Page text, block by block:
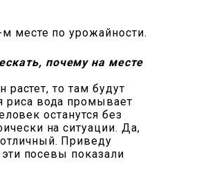
месте по урожайности.
почему на месте
то там будут
риса вода промывает
останутся без
на ситуации. Да,
Приведу
посевы показали